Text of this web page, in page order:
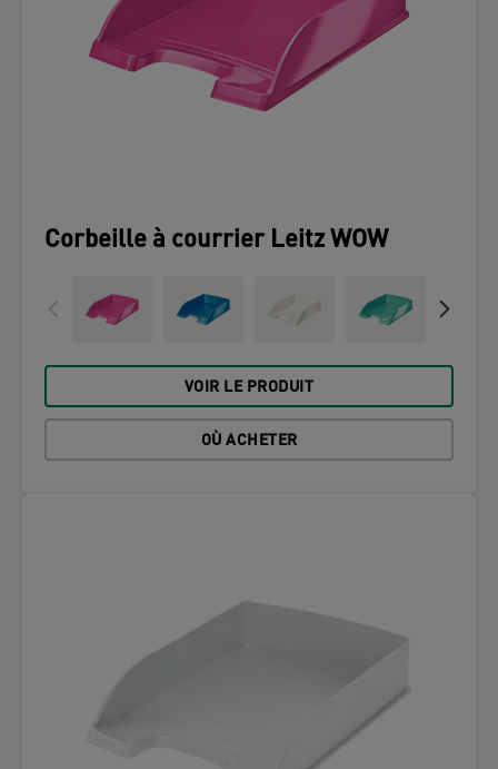
Corbeille à courrier Leitz WOW
VOIR LE PRODUIT
OÙ ACHETER